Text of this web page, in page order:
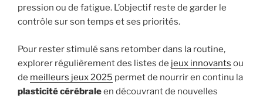
pression ou de fatigue. L’objectif reste de garder le
contrôle sur son temps et ses priorités.
Pour rester stimulé sans retomber dans la routine,
explorer régulièrement des listes de jeux innovants ou
de meilleurs jeux 2025 permet de nourrir en continu la
plasticité cérébraleen découvrant de nouvelles